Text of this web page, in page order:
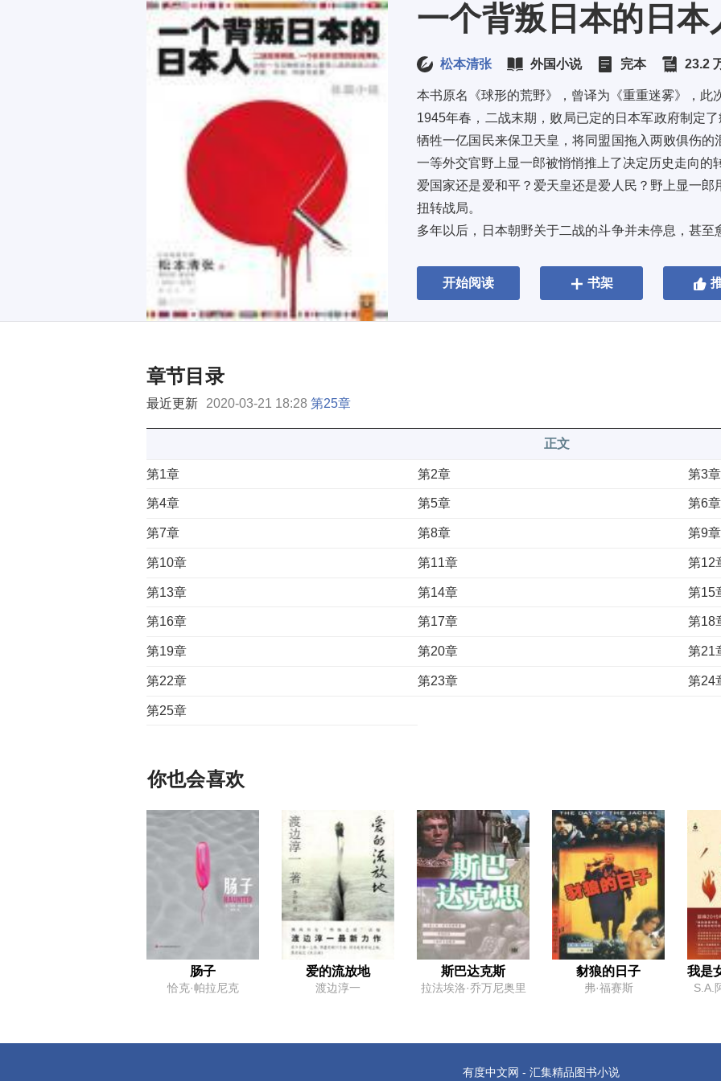
一个背叛日本的日本
松本清张 外国小说 完本 23.2
本书原名《球形的荒野》，曾译为《重重迷雾》，此
1945年春，二战末期，败局已定的日本军政府制定
牺牲一亿国民来保卫天皇，将同盟国拖入两败俱伤的
一等外交官野上显一郎被悄悄推上了决定历史走向的
爱国家还是爱和平？爱天皇还是爱人民？野上显一
扭转战局。
多年以后，日本朝野关于二战的斗争并未停息，甚
开始阅读 书架
章节目录
最近更新 2020-03-21 18:28 第25章
正文
第1章 第2章 第3章
第4章 第5章 第6章
第7章 第8章 第9章
第10章 第11章 第12
第13章 第14章 第15
第16章 第17章 第18
第19章 第20章 第21
第22章 第23章 第24
第25章
你也会喜欢
肠子
恰克·帕拉尼克
爱的流放地
渡边淳一
斯巴达克斯
拉法埃洛·乔万尼奥里
豺狼的日子
弗·福赛斯
我是
S.A.
有度中文网 - 汇集精品图书小说